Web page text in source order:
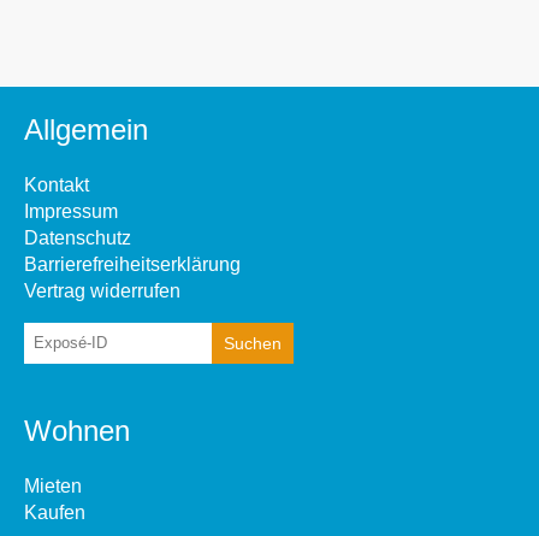
Allgemein
Kontakt
Impressum
Datenschutz
Barrierefreiheitserklärung
Vertrag widerrufen
Wohnen
Mieten
Kaufen